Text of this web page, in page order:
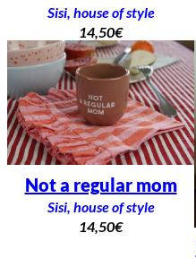
Sisi, house of style
14,50€
Not a regular mom
Sisi, house of style
14,50€